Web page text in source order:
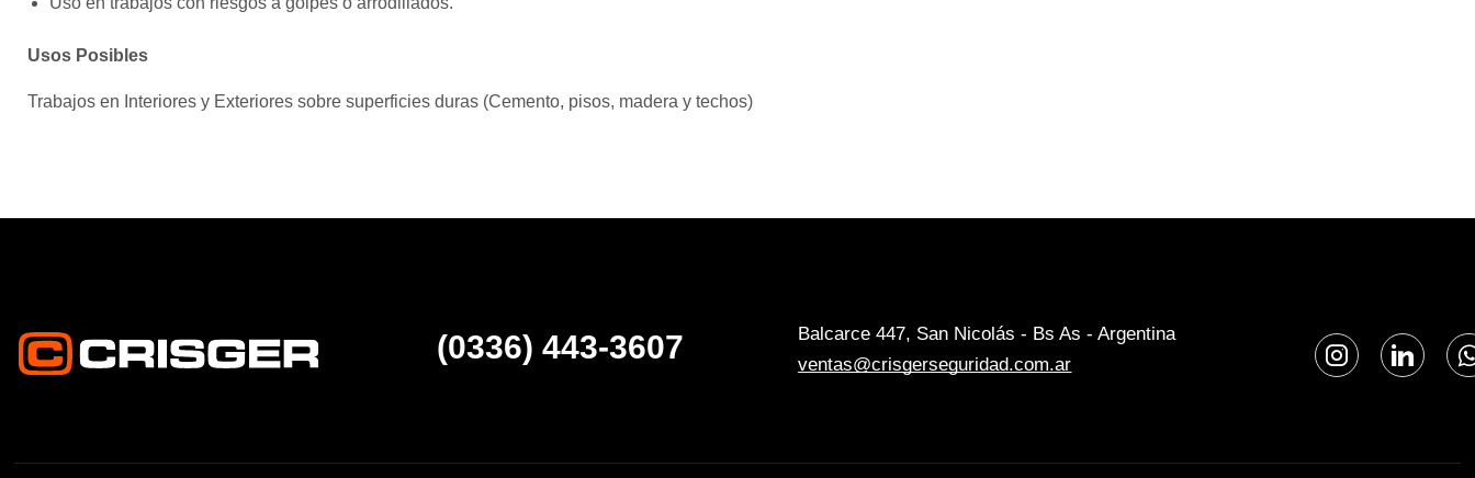
Usos Posibles
Trabajos en Interiores y Exteriores sobre superficies duras (Cemento, pisos, madera y techos)
(0336) 443-3607
Balcarce 447, San Nicolás - Bs As - Argentina
ventas@crisgerseguridad.com.ar